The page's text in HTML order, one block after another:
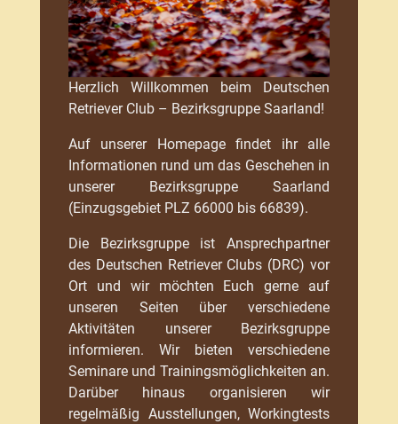
Herzlich Willkommen beim Deutschen
Retriever Club – Bezirksgruppe Saarland!
Auf unserer Homepage findet ihr alle
Informationen rund um das Geschehen in
unserer Bezirksgruppe Saarland
(Einzugsgebiet PLZ 66000 bis 66839).
Die Bezirksgruppe ist Ansprechpartner
des Deutschen Retriever Clubs (DRC) vor
Ort und wir möchten Euch gerne auf
unseren Seiten über verschiedene
Aktivitäten unserer Bezirksgruppe
informieren. Wir bieten verschiedene
Seminare und Trainingsmöglichkeiten an.
Darüber hinaus organisieren wir
regelmäßig Ausstellungen, Workingtests